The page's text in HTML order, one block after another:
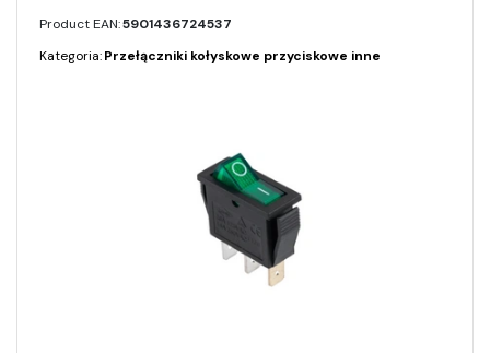
Product EAN:5901436724537
Kategoria:Przełączniki kołyskowe przyciskowe inne